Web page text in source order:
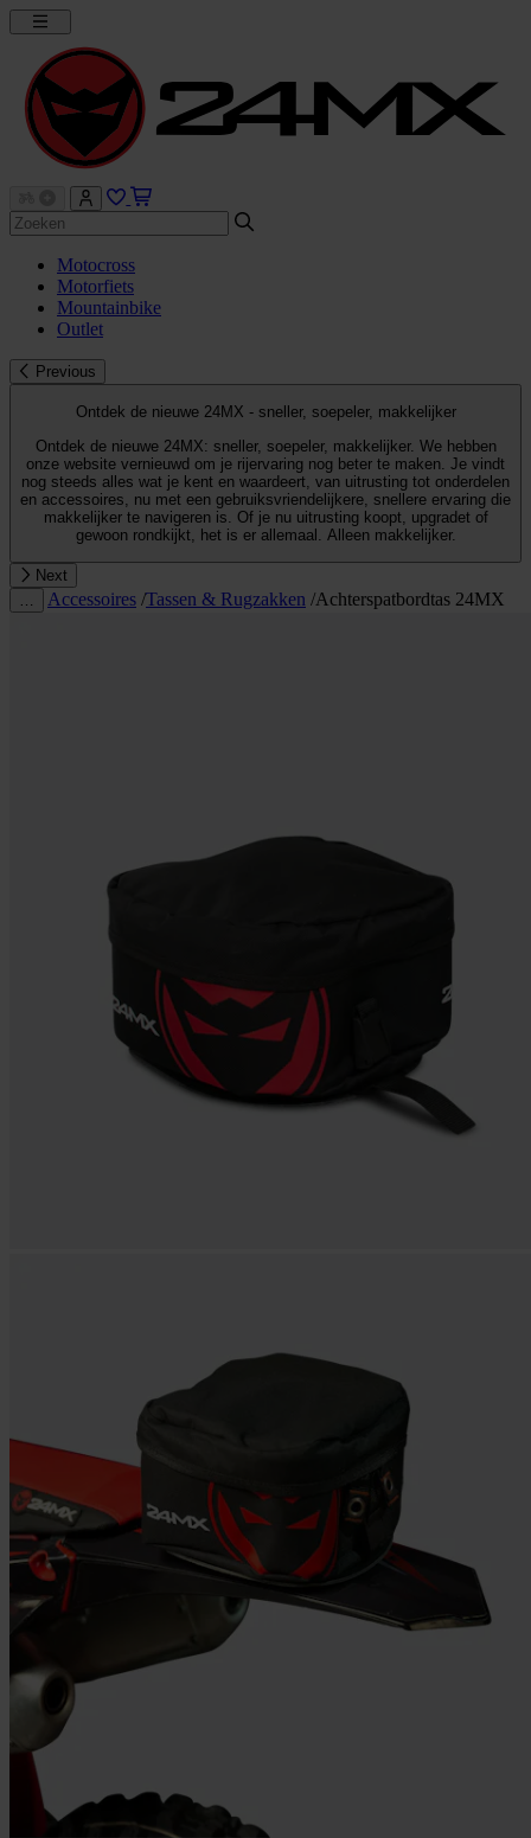
Motocross
Motorfiets
Mountainbike
Outlet
Previous
Ontdek de nieuwe 24MX - sneller, soepeler, makkelijker
Ontdek de nieuwe 24MX: sneller, soepeler, makkelijker. We hebben
onze website vernieuwd om je rijervaring nog beter te maken. Je vindt
nog steeds alles wat je kent en waardeert, van uitrusting tot onderdelen
en accessoires, nu met een gebruiksvriendelijkere, snellere ervaring die
makkelijker te navigeren is. Of je nu uitrusting koopt, upgradet of
gewoon rondkijkt, het is er allemaal. Alleen makkelijker.
Next
Accessoires /Tassen & Rugzakken /Achterspatbordtas 24MX